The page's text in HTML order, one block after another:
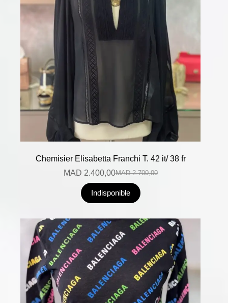
Chemisier Elisabetta Franchi T. 42 it/ 38 fr
MAD2.700,00
MAD 2.400,00
Indisponible